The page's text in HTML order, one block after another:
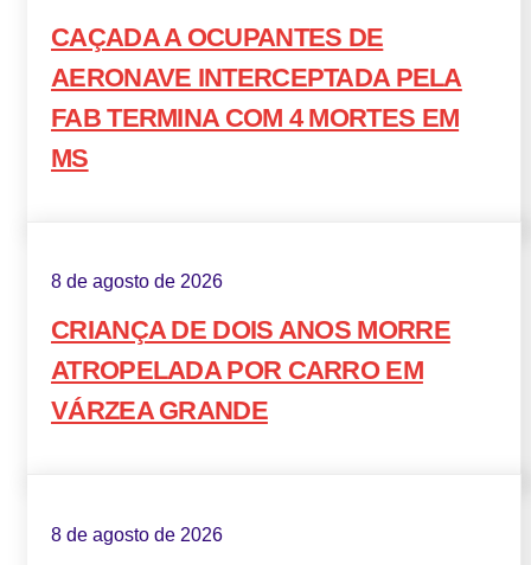
CAÇADA A OCUPANTES DE
AERONAVE INTERCEPTADA PELA
FAB TERMINA COM 4 MORTES EM
MS
8 de agosto de 2026
CRIANÇA DE DOIS ANOS MORRE
ATROPELADA POR CARRO EM
VÁRZEA GRANDE
8 de agosto de 2026